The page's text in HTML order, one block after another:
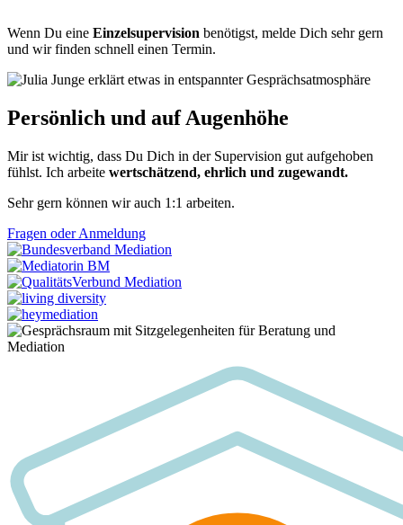
Wenn Du eine Einzelsupervision benötigst, melde Dich sehr gern
und wir finden schnell einen Termin.
Persönlich und auf Augenhöhe
Mir ist wichtig, dass Du Dich in der Supervision gut aufgehoben
fühlst. Ich arbeite wertschätzend, ehrlich und zugewandt.
Sehr gern können wir auch 1:1 arbeiten.
Fragen oder Anmeldung